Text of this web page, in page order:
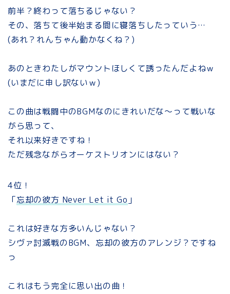
前半？終わって落ちるじゃない？
その、落ちて後半始まる間に寝落ちしたっていう…
(あれ？れんちゃん動かなくね？)
あのときわたしがマウントほしくて誘ったんだよねｗ
(いまだに申し訳ないｗ)
この曲は戦闘中のBGMなのにきれいだな～って戦いな
がら思って、
それ以来好きですね！
ただ残念ながらオーケストリオンにはない？
4位！
「忘却の彼方 Never Let it Go 」
これは好きな方多いんじゃない？
シヴァ討滅戦のBGM、忘却の彼方のアレンジ？ですね
っ
これはもう完全に思い出の曲！